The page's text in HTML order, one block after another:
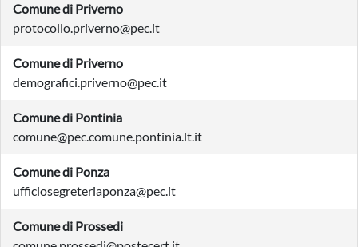
Comune di Priverno
protocollo.priverno@pec.it
Comune di Priverno
demografici.priverno@pec.it
Comune di Pontinia
comune@pec.comune.pontinia.lt.it
Comune di Ponza
ufficiosegreteriaponza@pec.it
Comune di Prossedi